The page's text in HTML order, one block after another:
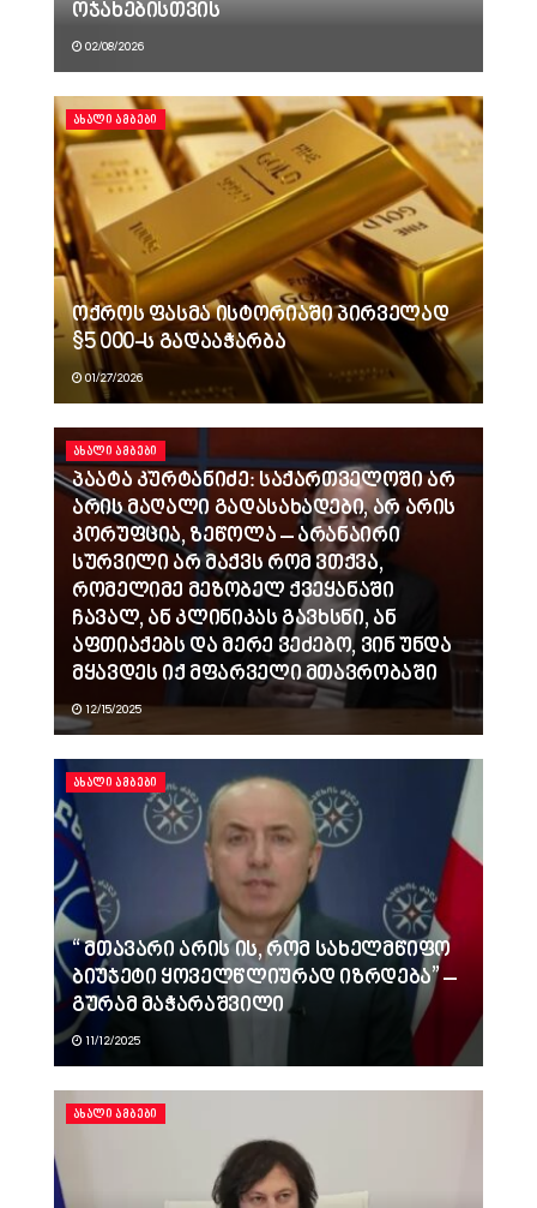
ოჯახებისთვის
02/08/2026
ᲐᲮᲐᲚᲘ ᲐᲛᲑᲔᲑᲘ
ოქროს ფასმა ისტორიაში პირველად
$5 000-ს გადააჭარბა
01/27/2026
ᲐᲮᲐᲚᲘ ᲐᲛᲑᲔᲑᲘ
პაატა კურტანიძე: საქართველოში არ
არის მაღალი გადასახადები, არ არის
კორუფცია, ზეწოლა – არანაირი
სურვილი არ მაქვს რომ ვთქვა,
რომელიმე მეზობელ ქვეყანაში
ჩავალ, ან კლინიკას გავხსნი, ან
აფთიაქებს და მერე ვეძებო, ვინ უნდა
მყავდეს იქ მფარველი მთავრობაში
12/15/2025
ᲐᲮᲐᲚᲘ ᲐᲛᲑᲔᲑᲘ
“ მთავარი არის ის, რომ სახელმწიფო
ბიუჯეტი ყოველწლიურად იზრდება” –
გურამ მაჭარაშვილი
11/12/2025
ᲐᲮᲐᲚᲘ ᲐᲛᲑᲔᲑᲘ